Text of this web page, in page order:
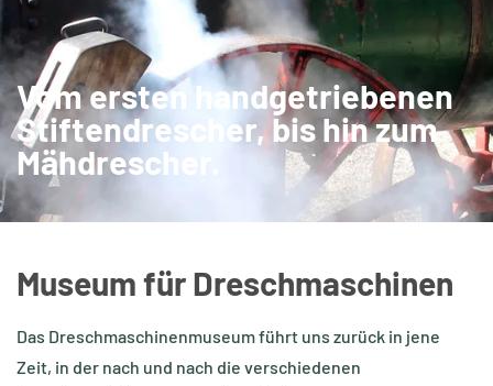
Vom ersten handgetriebenen
Stiftendrescher, bis hin zum
Mähdrescher.
Museum für Dreschmaschinen
Das Dreschmaschinenmuseum führt uns zurück in jene
Zeit, in der nach und nach die verschiedenen